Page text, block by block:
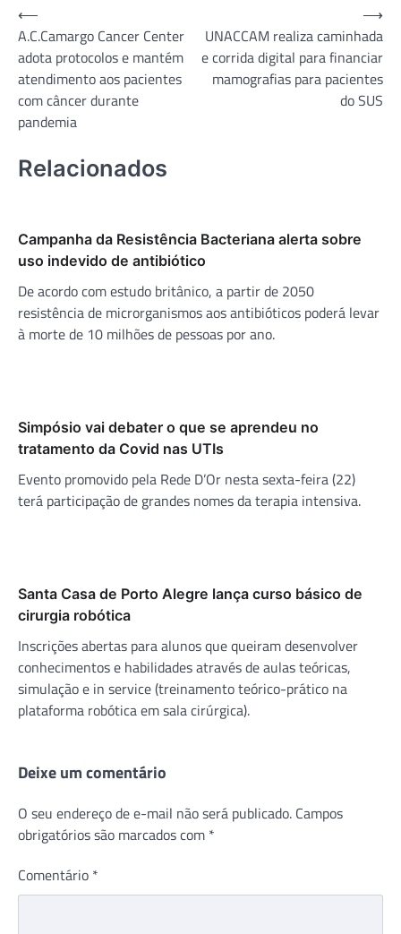
Navegação
de
Post
⟵
A.C.Camargo Cancer Center
adota protocolos e mantém
atendimento aos pacientes
com câncer durante
pandemia
UNACCAM realiza caminhada
e corrida digital para financiar
mamografias para pacientes
do SUS
⟶
Relacionados
Campanha da Resistência Bacteriana alerta sobre
uso indevido de antibiótico
De acordo com estudo britânico, a partir de 2050
resistência de microrganismos aos antibióticos poderá levar
à morte de 10 milhões de pessoas por ano.
Simpósio vai debater o que se aprendeu no
tratamento da Covid nas UTIs
Evento promovido pela Rede D’Or nesta sexta-feira (22)
terá participação de grandes nomes da terapia intensiva.
Santa Casa de Porto Alegre lança curso básico de
cirurgia robótica
Inscrições abertas para alunos que queiram desenvolver
conhecimentos e habilidades através de aulas teóricas,
simulação e in service (treinamento teórico-prático na
plataforma robótica em sala cirúrgica).
Deixe um comentário
O seu endereço de e-mail não será publicado. Campos
obrigatórios são marcados com *
Comentário *